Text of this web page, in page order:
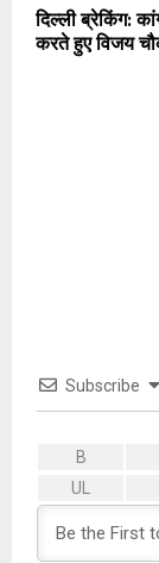
दिल्ली ब्रेकिंग:
करते हुए विजय
Subscribe